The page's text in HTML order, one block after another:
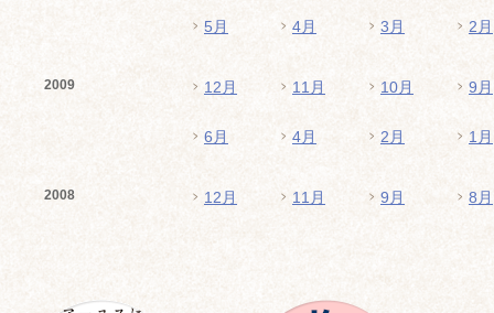
5月 4月 3月 2月
2009 12月 11月 10月 9月
6月 4月 2月 1月
2008 12月 11月 9月 8月